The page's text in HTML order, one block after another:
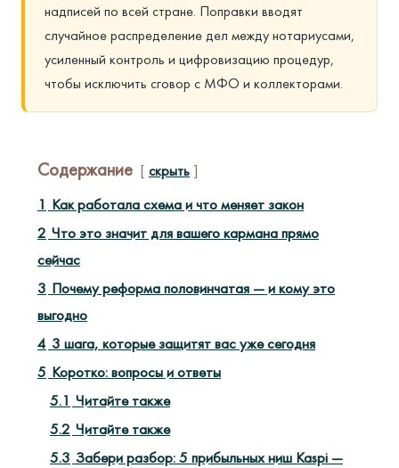
надписей по всей стране. Поправки вводят
случайное распределение дел между нотариусами,
усиленный контроль и цифровизацию процедур,
чтобы исключить сговор с МФО и коллекторами.
Содержание скрыть
1 Как работала схема и что меняет закон
2 Что это значит для вашего кармана прямо
сейчас
3 Почему реформа половинчатая — и кому это
выгодно
4 3 шага, которые защитят вас уже сегодня
5 Коротко: вопросы и ответы
5.1 Читайте также
5.2 Читайте также
5.3 Забери разбор: 5 прибыльных ниш Kaspi —